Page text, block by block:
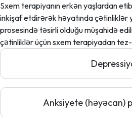
Sxem terapiyanın erkən yaşlardan
inkişaf etdirərək həyatında çətinliklər
prosesində təsirli olduğu müşahidə
çətinliklər üçün sxem terapiyadan
Anksiyete (həyəcan)